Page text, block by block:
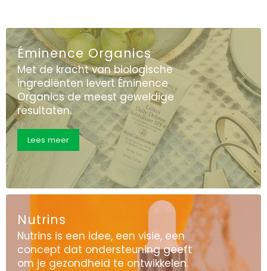
Éminence Organics
Met de kracht van biologische
ingrediënten levert Éminence
Organics de meest geweldige
resultaten.
Lees meer
Nutrins
Nutrins is een idee, een visie, een
concept dat ondersteuning geeft
om je gezondheid te ontwikkelen.